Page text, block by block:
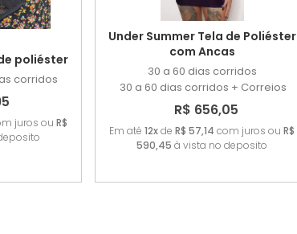
poliéster
corridos
juros ou R$
Under Summer Tela de Poliéster
com Ancas
30 a 60 dias corridos
30 a 60 dias corridos + Correios
R$ 656,05
Em até12xdeR$ 57,14 com juros ouR$
590,45 à vista no deposito